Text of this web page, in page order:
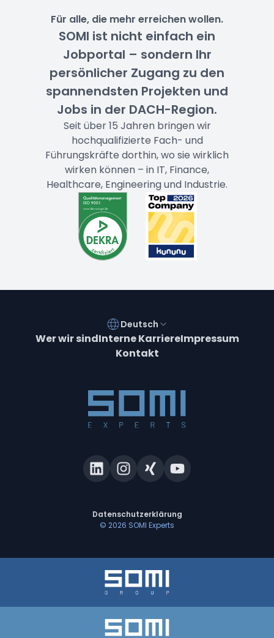
Für alle, die mehr erreichen wollen.
SOMI ist nicht einfach ein
Jobportal – sondern Ihr
persönlicher Zugang zu den
spannendsten Projekten und
Jobs in der DACH-Region.
Seit über 15 Jahren bringen wir
hochqualifizierte Fach- und
Führungskräfte dorthin, wo sie wirklich
wirken können – in IT, Finance,
Healthcare, Engineering und Industrie.
Deutsch
Wer wir sindInterne KarriereImpressum
Kontakt
Datenschutzerklärung
© 2026 SOMI Experts